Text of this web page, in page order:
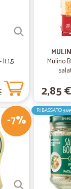
Mulino
2,85 €
-7%
RIBASSATO